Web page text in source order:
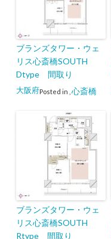
ブランズタワー・ウェ
リス心斎橋SOUTH
Dtype 間取り
Posted in
大阪府 心斎橋
ブランズタワー・ウェ
リス心斎橋SOUTH
Rtype 間取り